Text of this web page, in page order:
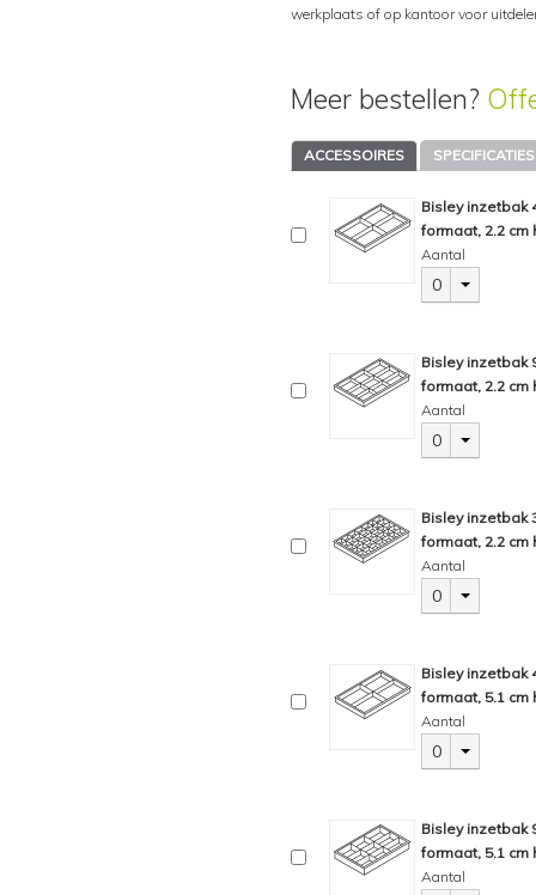
werkplaats of op kantoor voor
Meer bestellen?
ACCESSOIRES SPECIFICATIES
Bisley inzetbak
formaat, 2.2 cm
Aantal
0
Bisley inzetbak
formaat, 2.2 cm
Aantal
0
Bisley inzetbak
formaat, 2.2 cm
Aantal
0
Bisley inzetbak
formaat, 5.1 cm
Aantal
0
Bisley inzetbak
formaat, 5.1 cm
Aantal